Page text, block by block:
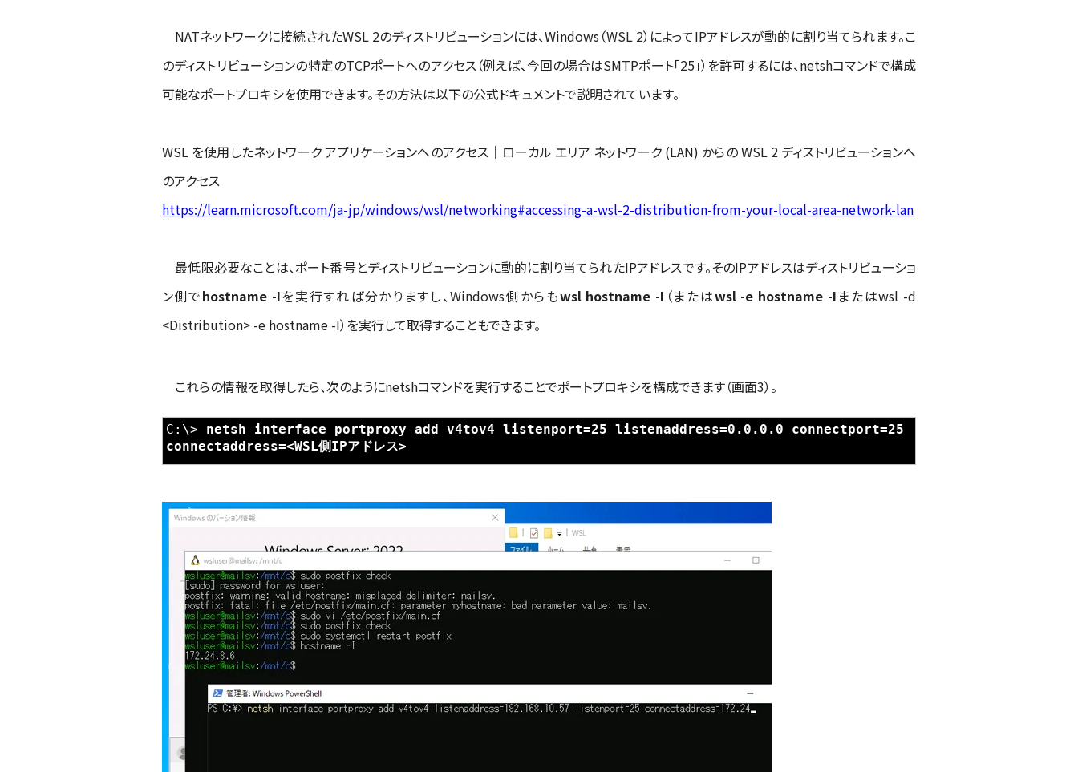
NATネットワークに接続されたWSL 2のディストリビューションには、Windows（WSL 2）によってIPアドレスが動的に割り当てられます。こ
のディストリビューションの特定のTCPポートへのアクセス（例えば、今回の場合はSMTPポート「25」）を許可するには、netshコマンドで構成
可能なポートプロキシを使用できます。その方法は以下の公式ドキュメントで説明されています。
WSL を使用したネットワーク アプリケーションへのアクセス｜ローカル エリア ネットワーク (LAN) からの WSL 2 ディストリビューションへ
のアクセス
https://learn.microsoft.com/ja-jp/windows/wsl/networking#accessing-a-wsl-2-distribution-from-your-local-area-network-lan
最低限必要なことは、ポート番号とディストリビューションに動的に割り当てられたIPアドレスです。そのIPアドレスはディストリビューショ
ン側でhostname -Iを実行すれば分かりますし、Windows側からもwsl hostname -I （またはwsl -e hostname -I またはwsl -d
<Distribution> -e hostname -I）を実行して取得することもできます。
これらの情報を取得したら、次のようにnetshコマンドを実行することでポートプロキシを構成できます（画面3）。
C:\> netsh interface portproxy add v4tov4 listenport=25 listenaddress=0.0.0.0 connectport=25
connectaddress=<WSL側IPアドレス>